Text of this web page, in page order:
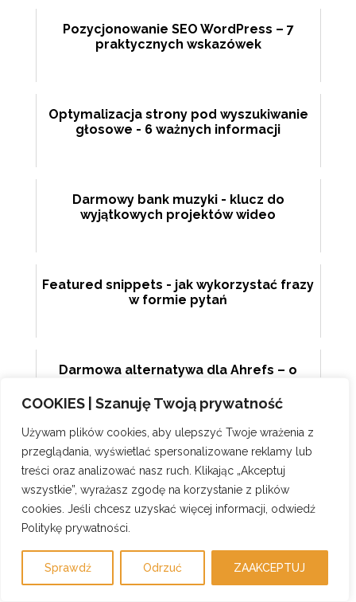
COOKIES | Szanuję Twoją prywatność
Używam plików cookies, aby ulepszyć Twoje wrażenia z
przeglądania, wyświetlać spersonalizowane reklamy lub
treści oraz analizować nasz ruch. Klikając „Akceptuj
wszystkie”, wyrażasz zgodę na korzystanie z plików
cookies. Jeśli chcesz uzyskać więcej informacji, odwiedź
Politykę prywatności.
Sprawdź Odrzuć ZAAKCEPTUJ
Pozycjonowanie SEO WordPress – 7
praktycznych wskazówek
Optymalizacja strony pod wyszukiwanie
głosowe - 6 ważnych informacji
Darmowy bank muzyki - klucz do
wyjątkowych projektów wideo
Featured snippets - jak wykorzystać frazy
w formie pytań
Darmowa alternatywa dla Ahrefs – o
Predictive SEO – jak przewidywać trendy i
ruch dzięki algorytmom uczenia
maszynowego?
narzędzia